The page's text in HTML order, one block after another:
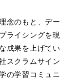
念のもと、デー
ライシングを現
成果を上げてい
スクラムサイン
の学習コミュニ